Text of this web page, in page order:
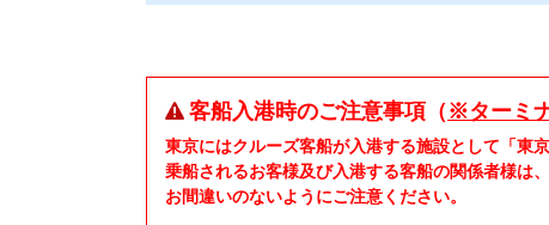
客船入港時のご注意事項（ ※ターミ
東京にはクルーズ客船が入港する施設として「東
乗船されるお客様及び入港する客船の関係者様は
お間違いのないようにご注意ください。